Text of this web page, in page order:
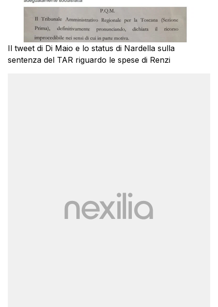
Il tweet di Di Maio e lo status di Nardella sulla
sentenza del TAR riguardo le spese di Renzi